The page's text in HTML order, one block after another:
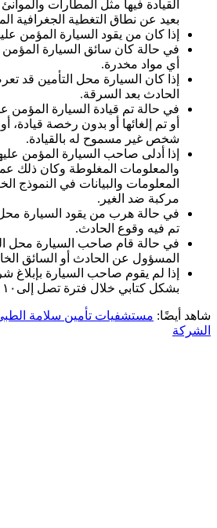
القيادة فيها مثل المطارات
بعيد عن نطاق التغطية الجغرافية
إذا كان من يقود السيارة المؤمن عليها
في حالة كان سائق السيارة المؤمن
أي مواد مخدرة.
إذا كان السيارة محل التأمين قد
الحادث بعد السرقة.
في حالة تم قيادة السيارة المؤمن
أو تم إلغائها أو بدون رخصة قيادة،
شخص غير مسموح له بالقيادة.
إذا أدلى صاحب السيارة المؤمن
والمعلومات المغلوطة وكان ذلك
المعلومات والبيانات في النموذج
مركبة ضد الغير.
في حالة هرب من يقود السيارة محل
تم فيه وقوع الحادث.
في حالة قام صاحب السيارة محل
المسؤول عن الحادث أو السائق
إذا لم يقوم صاحب السيارة بإبلاغ
بشكل كتابي خلال فترة تصل إلى١٠ أيام من وقوع الحادث.
شاهد أيضًا: مستشفيات تأمين سلامة
الشركة